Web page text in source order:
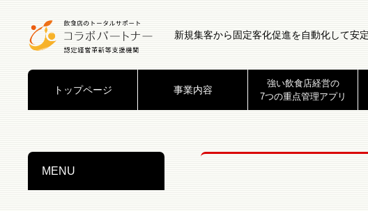
新規集客から固定客化促進を自動化して安
トップページ 事業内容
強い飲食店経営の
7つの重点管理アプリ
MENU